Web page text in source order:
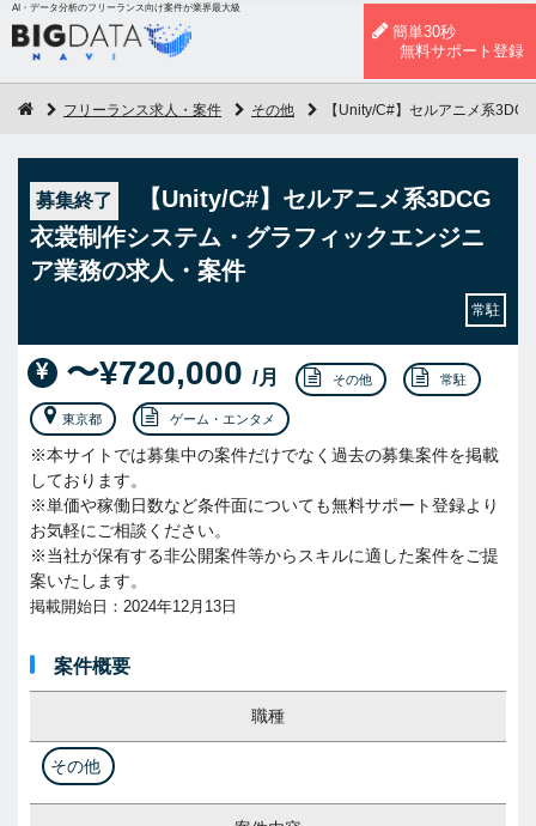
AI・データ分析のフリーランス向け案件が業界最大級
簡単30秒
無料サポート登録
フリーランス求人・案件 その他 【Unity/C#】セルアニメ系
募集終了
【Unity/C#】セルアニメ系3DCG
衣裳制作システム・グラフィックエンジニ
ア業務の求人・案件
常駐
〜¥720,000 /月 その他 常駐
東京都 ゲーム・エンタメ
※本サイトでは募集中の案件だけでなく過去の募集案件を掲載
しております。
※単価や稼働日数など条件面についても無料サポート登録より
お気軽にご相談ください。
※当社が保有する非公開案件等からスキルに適した案件をご提
案いたします。
掲載開始日：2024年12月13日
案件概要
職種
その他